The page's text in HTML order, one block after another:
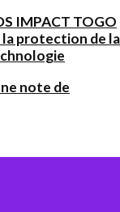
IMPACT TOGO
la protection de la
note de